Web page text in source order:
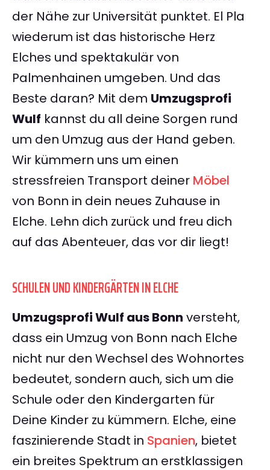
der Nähe zur Universität punktet. El Pla
wiederum ist das historische Herz
Elches und spektakulär von
Palmenhainen umgeben. Und das
Beste daran? Mit dem Umzugsprofi
Wulf kannst du all deine Sorgen rund
um den Umzug aus der Hand geben.
Wir kümmern uns um einen
stressfreien Transport deiner Möbel
von Bonn in dein neues Zuhause in
Elche. Lehn dich zurück und freu dich
auf das Abenteuer, das vor dir liegt!
SCHULEN UND KINDERGÄRTEN IN ELCHE
Umzugsprofi Wulf aus Bonn versteht,
dass ein Umzug von Bonn nach Elche
nicht nur den Wechsel des Wohnortes
bedeutet, sondern auch, sich um die
Schule oder den Kindergarten für
Deine Kinder zu kümmern. Elche, eine
faszinierende Stadt in Spanien, bietet
ein breites Spektrum an erstklassigen